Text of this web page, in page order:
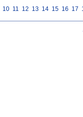
10 11 12 13 14 15 16 17